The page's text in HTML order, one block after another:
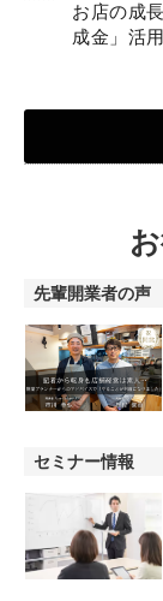
お店の成
成金」活
先輩開業者の声
セミナー情報